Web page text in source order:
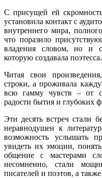
С присущей ей
установила контакт с
внутреннего мира,
что поразило
владения словом, но и
которую создавала поэтесса.
Читая свои
строки, а проживала
всю гамму чувств – от
радости бытия и глубоких
Эти десять встреч стали
неравнодушен к
возможность услышать
увидеть их эмоции,
общение с мастерами
несомненно, стали
писателей и поэтов, а